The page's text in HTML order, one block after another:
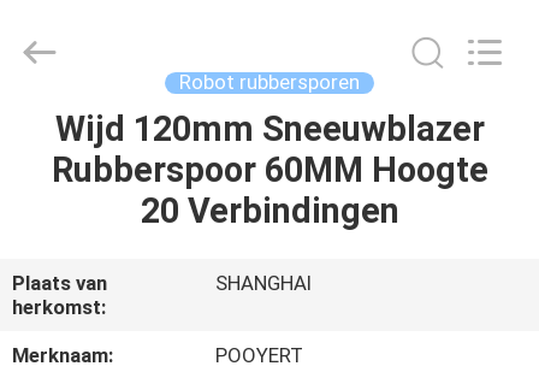
HUIS
PRODUCTEN
ONGEVEER
ONS
Ltd..
Robot rubbersporen
Wijd 120mm Sneeuwblazer
Rubberspoor 60MM Hoogte
20 Verbindingen
Plaats van
herkomst:
SHANGHAI
Merknaam:
POOYERT